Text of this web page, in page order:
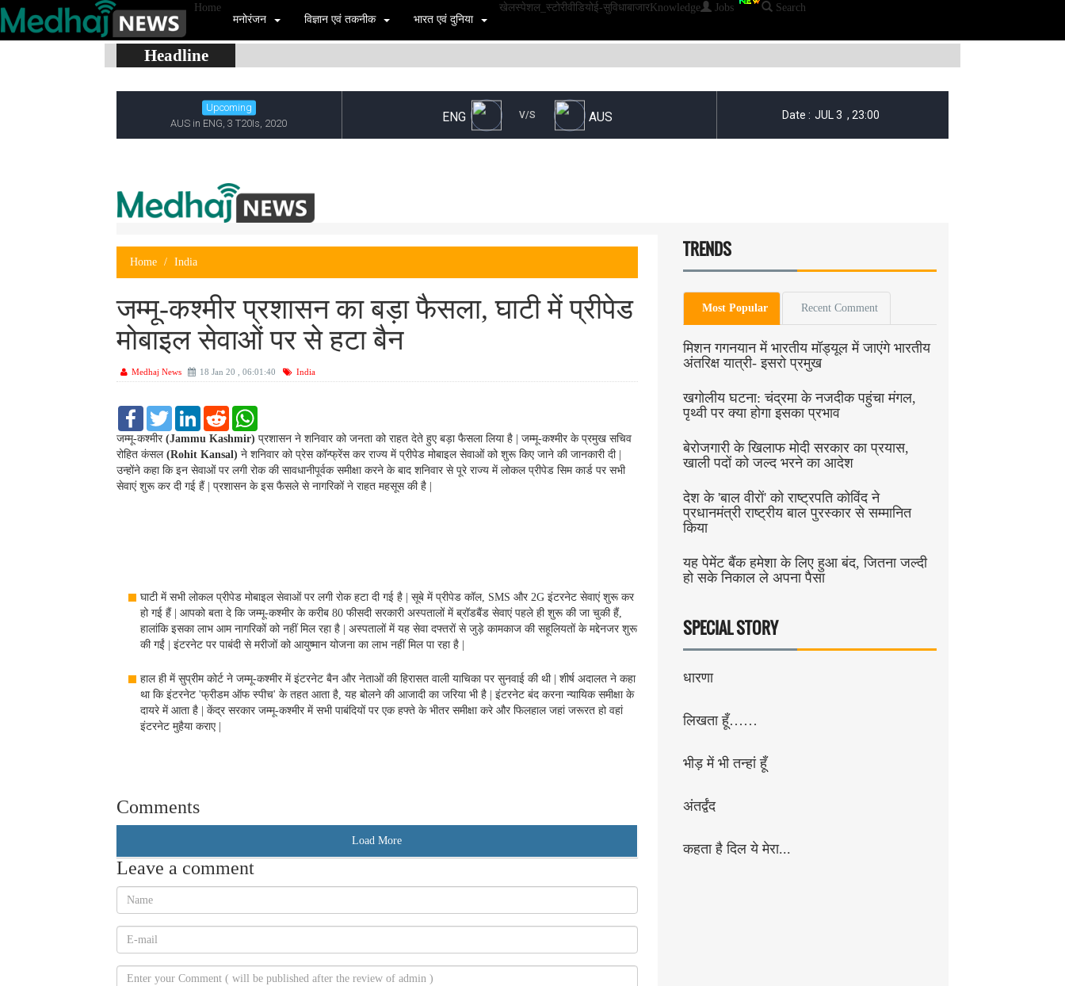
Home
मनोरंजन
विज्ञान एवं तकनीक भारत एवं दुनिया
खेलस्पेशल_स्टोरीवीडियोई-सुविधाबाजार Knowledge Jobs Search
Headline
Home India
जम्मू-कश्मीर प्रशासन का बड़ा फैसला, घाटी में प्रीपेड
मोबाइल सेवाओं पर से हटा बैन
Medhaj News 18 Jan 20 , 06:01:40 India
F
c
e
o
o
T
i
t
e
r
L
n
k
d
I
R
d
d
a
t
A
p
जम्मू-कश्मीर (Jammu Kashmir) प्रशासन ने शनिवार को जनता को राहत देते हुए बड़ा फैसला लिया है | जम्मू-कश्मीर के प्रमुख सचिव
रोहित कंसल (Rohit Kansal) ने शनिवार को प्रेस कॉन्फ्रेंस कर राज्य में प्रीपेड मोबाइल सेवाओं को शुरू किए जाने की जानकारी दी |
उन्होंने कहा कि इन सेवाओं पर लगी रोक की सावधानीपूर्वक समीक्षा करने के बाद शनिवार से पूरे राज्य में लोकल प्रीपेड सिम कार्ड पर सभी
सेवाएं शुरू कर दी गई हैं | प्रशासन के इस फैसले से नागरिकों ने राहत महसूस की है |
घाटी में सभी लोकल प्रीपेड मोबाइल सेवाओं पर लगी रोक हटा दी गई है | सूबे में प्रीपेड कॉल, SMS और 2G इंटरनेट सेवाएं शुरू कर
हो गई हैं | आपको बता दे कि जम्मू-कश्मीर के करीब 80 फीसदी सरकारी अस्पतालों में ब्रॉडबैंड सेवाएं पहले ही शुरू की जा चुकी हैं,
हालांकि इसका लाभ आम नागरिकों को नहीं मिल रहा है | अस्पतालों में यह सेवा दफ्तरों से जुड़े कामकाज की सहूलियतों के मद्देनजर शुरू
की गईं | इंटरनेट पर पाबंदी से मरीजों को आयुष्मान योजना का लाभ नहीं मिल पा रहा है |
हाल ही में सुप्रीम कोर्ट ने जम्मू-कश्मीर में इंटरनेट बैन और नेताओं की हिरासत वाली याचिका पर सुनवाई की थी | शीर्ष अदालत ने कहा
था कि इंटरनेट 'फ्रीडम ऑफ स्पीच' के तहत आता है, यह बोलने की आजादी का जरिया भी है | इंटरनेट बंद करना न्यायिक समीक्षा के
दायरे में आता है | केंद्र सरकार जम्मू-कश्मीर में सभी पाबंदियों पर एक हफ्ते के भीतर समीक्षा करे और फिलहाल जहां जरूरत हो वहां
इंटरनेट मुहैया कराए |
Comments
Load More
Leave a comment
TRENDS
Most Popular Recent Comment
मिशन गगनयान में भारतीय मॉड्यूल में जाएंगे भारतीय
अंतरिक्ष यात्री- इसरो प्रमुख
खगोलीय घटना: चंद्रमा के नजदीक पहुंचा मंगल,
पृथ्वी पर क्या होगा इसका प्रभाव
बेरोजगारी के खिलाफ मोदी सरकार का प्रयास,
खाली पदों को जल्द भरने का आदेश
देश के 'बाल वीरों' को राष्ट्रपति कोविंद ने
प्रधानमंत्री राष्ट्रीय बाल पुरस्कार से सम्मानित
किया
यह पेमेंट बैंक हमेशा के लिए हुआ बंद, जितना जल्दी
हो सके निकाल ले अपना पैसा
SPECIAL STORY
धारणा
लिखता हूँ……
भीड़ में भी तन्हां हूँ
अंतर्द्वंद
कहता है दिल ये मेरा...